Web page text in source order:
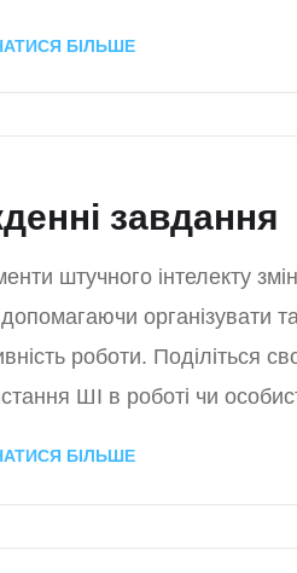
БІЛЬШЕ
завдання
штучного інтелекту
організувати
роботи. Поділіться
ШІ в роботі чи
БІЛЬШЕ